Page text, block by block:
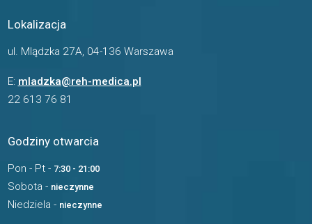
Lokalizacja
ul. Mlądzka 27A, 04-136 Warszawa
E: mladzka@reh-medica.pl
22 613 76 81
Godziny otwarcia
Pon - Pt - 7:30 - 21:00
Sobota - nieczynne
Niedziela - nieczynne